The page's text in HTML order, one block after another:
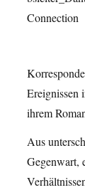
Ereignissen
ihrem
Aus
Gegenwart,